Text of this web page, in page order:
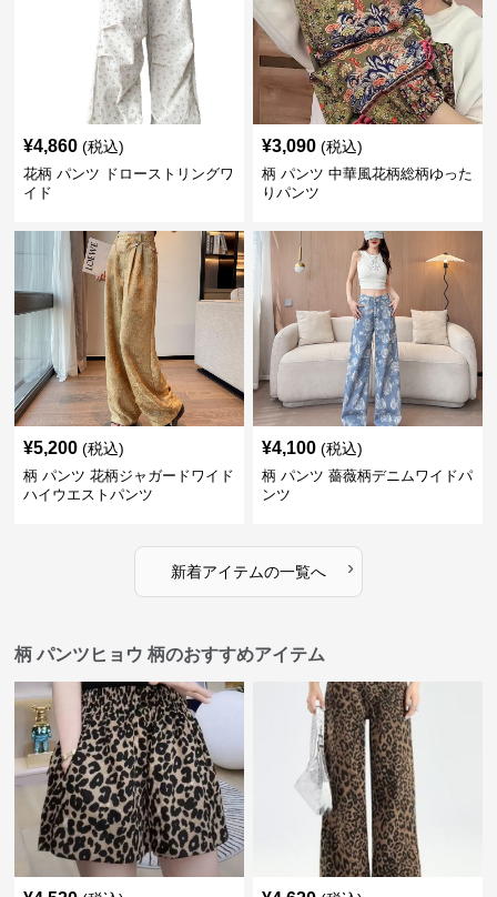
¥4,860 (税込)
花柄 パンツ ドローストリングワ
イド
¥3,090 (税込)
柄 パンツ 中華風花柄総柄ゆった
りパンツ
¥5,200 (税込)
柄 パンツ 花柄ジャガードワイド
ハイウエストパンツ
¥4,100 (税込)
柄 パンツ 薔薇柄デニムワイドパ
ンツ
新着アイテムの一覧へ ›
柄 パンツヒョウ 柄のおすすめアイテム